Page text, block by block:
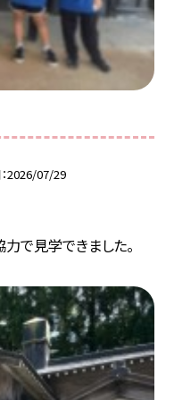
2026/07/29
で見学できました。